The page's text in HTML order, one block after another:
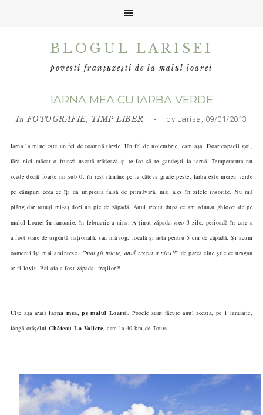
BLOGUL LARISEI
povesti franțuzești de la malul loarei
IARNA MEA CU IARBA VERDE
InFOTOGRAFIE, TIMP LIBER • by Larisa, 09/01/2013
Iarna la mine este un fel de toamnă târzie. Un fel de noiembrie, cam așa. Doar copacii goi,
fără nici măcar o frunză uscată trădează și te fac să te gandești la iarnă. Temperatura nu
scade decât foarte rar sub 0, în rest rămâne pe la câteva grade peste. Iarba este mereu verde
pe câmpuri ceea ce îți da impresia falsă de primăvară, mai ales în zilele însorite. Nu mă
plâng dar totuși mi-aș dori un pic de zăpadă. Anul trecut după ce am adunat ghiocei de pe
malul Loarei în ianuarie, în februarie a nins. A ținut zăpada vreo 3 zile, perioadă în care a
a fost stare de urgență națională, sau mă rog, locală și asta pentru 5 cm de zăpadă. Și acum
oamenii își mai amintesc…”mai ții minte, anul trecut a nins!!” de parcă cine știe ce uragan
ar fi lovit. Păi aia a fost zăpada, fraților?!
Uite așa aratăiarna mea, pe malul Loarei. Pozele sunt făcute anul acesta, pe 1 ianuarie,
lângă orășelulChâteau La Valière, cam la 40 km de Tours.